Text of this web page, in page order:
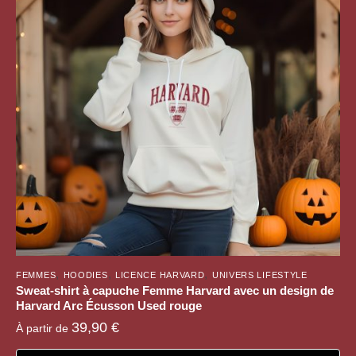
options
peuvent
être
choisies
sur
la
page
produit
FEMMES, HOODIES, LICENCE HARVARD, UNIVERS LIFESTYLE
Sweat-shirt à capuche Femme Harvard avec un design de
Harvard Arc Écusson Used rouge
À partir de 39,90 €